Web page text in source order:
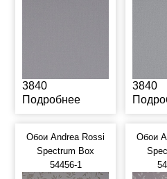
3840
Подробнее
3840
Обои Andrea Rossi
Spectrum Box
54456-1
Обои